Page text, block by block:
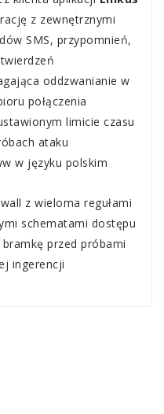
z zewnętrznymi
SMS, przypomnień,
oddzwanianie w
połączenia
limicie czasu
ataku
w języku polskim
z wieloma regułami
schematami dostępu
przed próbami
ingerencji